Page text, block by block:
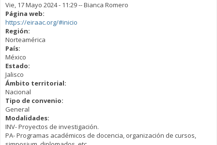
Vie, 17 Mayo 2024 - 11:29--Bianca Romero
Página web:
https://eiraac.org/#inicio
Región:
Norteamérica
País:
México
Estado:
Jalisco
Ámbito territorial:
Nacional
Tipo de convenio:
General
Modalidades:
INV- Proyectos de investigación.
PA- Programas académicos de docencia, organización de cursos,